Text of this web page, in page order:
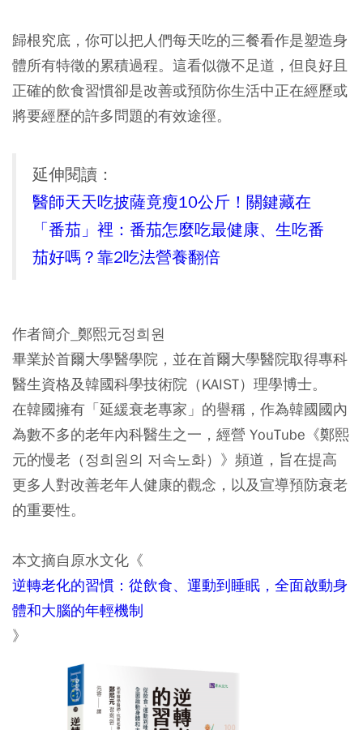
歸根究底，你可以把人們每天吃的三餐看作是塑造身
體所有特徵的累積過程。這看似微不足道，但良好且
正確的飲食習慣卻是改善或預防你生活中正在經歷或
將要經歷的許多問題的有效途徑。
延伸閱讀：
醫師天天吃披薩竟瘦10公斤！關鍵藏在
「番茄」裡：番茄怎麼吃最健康、生吃番
茄好嗎？靠2吃法營養翻倍
作者簡介_鄭熙元정희원
畢業於首爾大學醫學院，並在首爾大學醫院取得專科
醫生資格及韓國科學技術院（KAIST）理學博士。
在韓國擁有「延緩衰老專家」的譽稱，作為韓國國內
為數不多的老年內科醫生之一，經營 YouTube《鄭熙
元的慢老（정희원의 저속노화）》頻道，旨在提高
更多人對改善老年人健康的觀念，以及宣導預防衰老
的重要性。
本文摘自原水文化《
逆轉老化的習慣：從飲食、運動到睡眠，全面啟動身
體和大腦的年輕機制
》